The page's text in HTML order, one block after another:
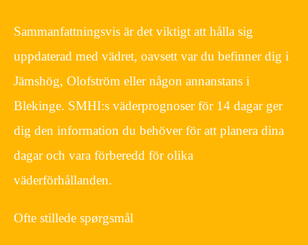
Sammanfattningsvis är det viktigt att hålla sig
uppdaterad med vädret, oavsett var du befinner dig i
Jämshög, Olofström eller någon annanstans i
Blekinge. SMHI:s väderprognoser för 14 dagar ger
dig den information du behöver för att planera dina
dagar och vara förberedd för olika
väderförhållanden.
Ofte stillede spørgsmål